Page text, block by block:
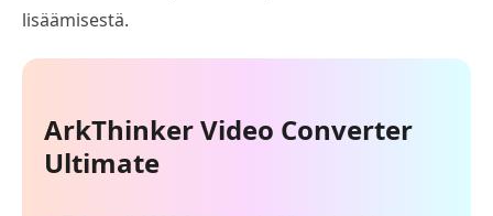
lisäämisestä.
ArkThinker Video Converter
Ultimate